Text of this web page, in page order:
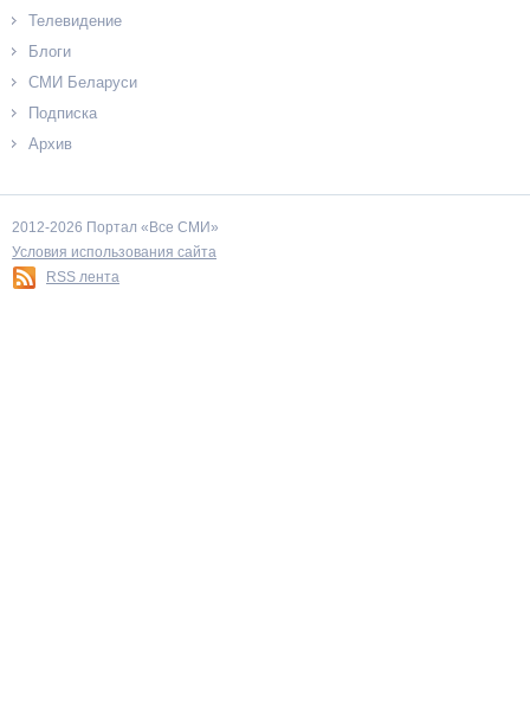
Телевидение
Блоги
СМИ Беларуси
Подписка
Архив
2012-2026 Портал «Все СМИ»
Условия использования сайта
RSS лента